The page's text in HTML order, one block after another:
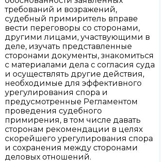
требований и возражений,
судебный примиритель вправе
вести переговоры со сторонами,
другими лицами, участвующими в
деле, изучать представленные
сторонами документы, знакомиться
с материалами дела с согласия суда
и осуществлять другие действия,
необходимые для эффективного
урегулирования спора и
предусмотренные Регламентом
проведения судебного
примирения, в том числе давать
сторонам рекомендации в целях
скорейшего урегулирования спора
и сохранения между сторонами
деловых отношений.